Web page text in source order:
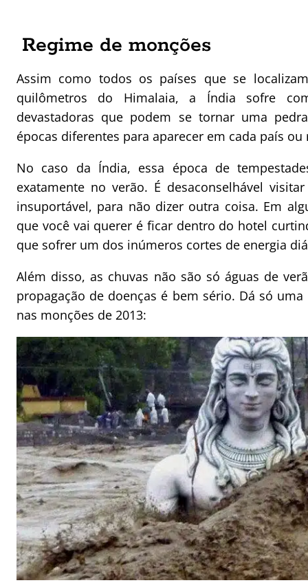
Regime de monções
Assim como todos os países que se
quilômetros do Himalaia, a Índia sofre
devastadoras que podem se tornar uma
épocas diferentes para aparecer em cada país ou
No caso da Índia, essa época de
exatamente no verão. É desaconselhável
insuportável, para não dizer outra coisa. Em
que você vai querer é ficar dentro do hotel
que sofrer um dos inúmeros cortes de energia
Além disso, as chuvas não são só águas de
propagação de doenças é bem sério. Dá só
nas monções de 2013: